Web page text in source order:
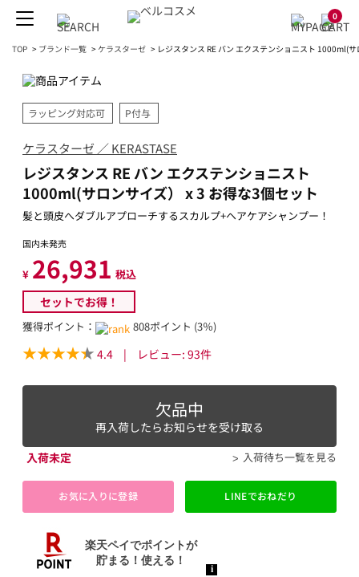
0
TOP > ブランド一覧 > ケラスターゼ > レジスタンス RE バン エクステンショニスト 1000ml(
ラッピング対応可 P付与
ケラスターゼ ／ KERASTASE
レジスタンス RE バン エクステンショニスト
1000ml(サロンサイズ） x 3 お得な3個セット
髪と頭皮へダブルアプローチするスカルプ+ヘアケアシャンプー！
国内未発売
¥ 26,931 税込
セットでお得！
獲得ポイント： 808ポイント (3％)
4.4 | レビュー: 93件
欠品中
再入荷したらお知らせを受け取る
入荷未定
入荷待ち一覧を見る
お気に入りに登録 LINEでおねだり